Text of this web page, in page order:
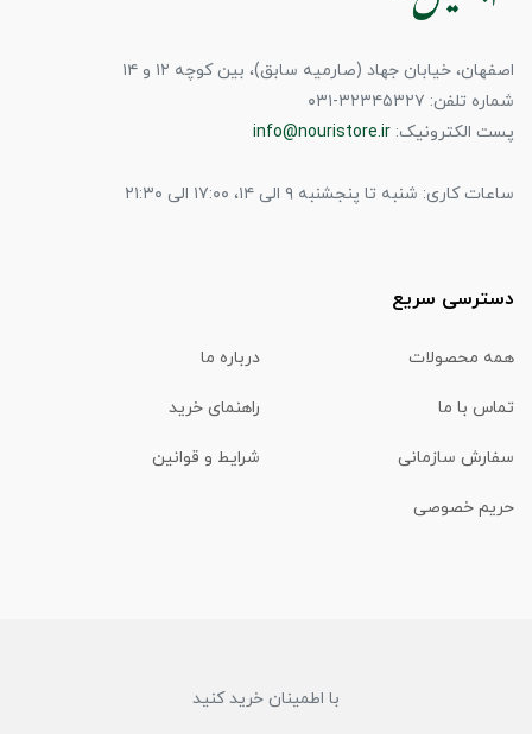
اصفهان، خیابان جهاد (صارمیه سابق)، بین کوچه ۱۲ و ۱۴
شماره تلفن: ۳۲۳۴۵۳۲۷-۰۳۱
پست الکترونیک: info@nouristore.ir
ساعات کاری: شنبه تا پنجشنبه ۹ الی ۱۴، ۱۷:۰۰ الی ۲۱:۳۰
دسترسی سریع
همه محصولات درباره ما
تماس با ما راهنمای خرید
سفارش سازمانی شرایط و قوانین
حریم خصوصی
با اطمینان خرید کنید